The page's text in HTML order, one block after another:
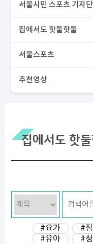
서울시민 스포츠 기자단
집에서도 핫둘핫둘
서울스포츠
추천영상
집에서도 핫
#요가 #
#유아
#